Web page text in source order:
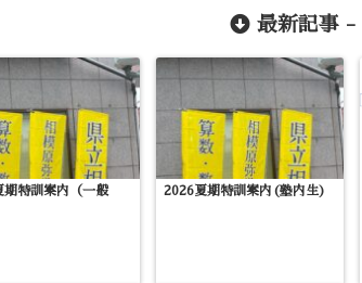
最新記事 -
期特訓案内（一般
2026夏期特訓案内(塾内生)